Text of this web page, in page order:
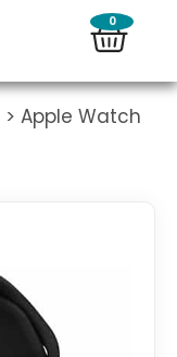
0
> Apple Watch